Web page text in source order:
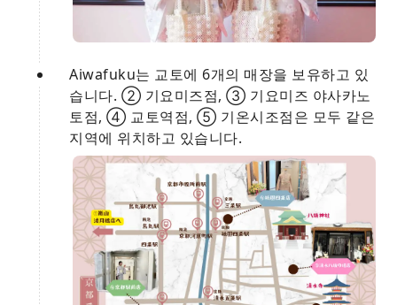
Aiwafuku는 교토에 6개의 매장을 보유하고 있
습니다. ② 기요미즈점, ③ 기요미즈 야사카노
토점, ④ 교토역점, ⑤ 기온시조점은 모두 같은
지역에 위치하고 있습니다.